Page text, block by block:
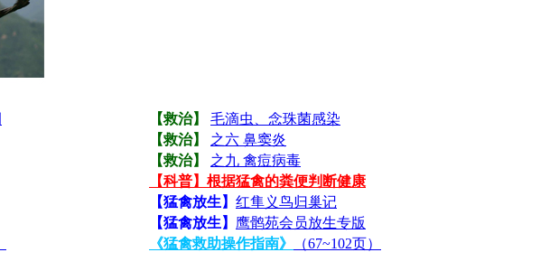
【救治】 毛滴虫、念珠菌感染
【救治】 之六 鼻窦炎
【救治】 之九 禽痘病毒
【科普】根据猛禽的粪便判断健康
【猛禽放生】 红隼义鸟归巢记
【猛禽放生】 鹰鹘苑会员放生专版
《猛禽救助操作指南》 （67~102页）